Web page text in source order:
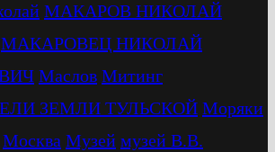
МАКАРОВ НИКОЛАЙ
МАКАРОВЕЦ НИКОЛАЙ
Маслов Митинг
ЗЕМЛИ ТУЛЬСКОЙ Моряки
Москва Музей музей В.В.